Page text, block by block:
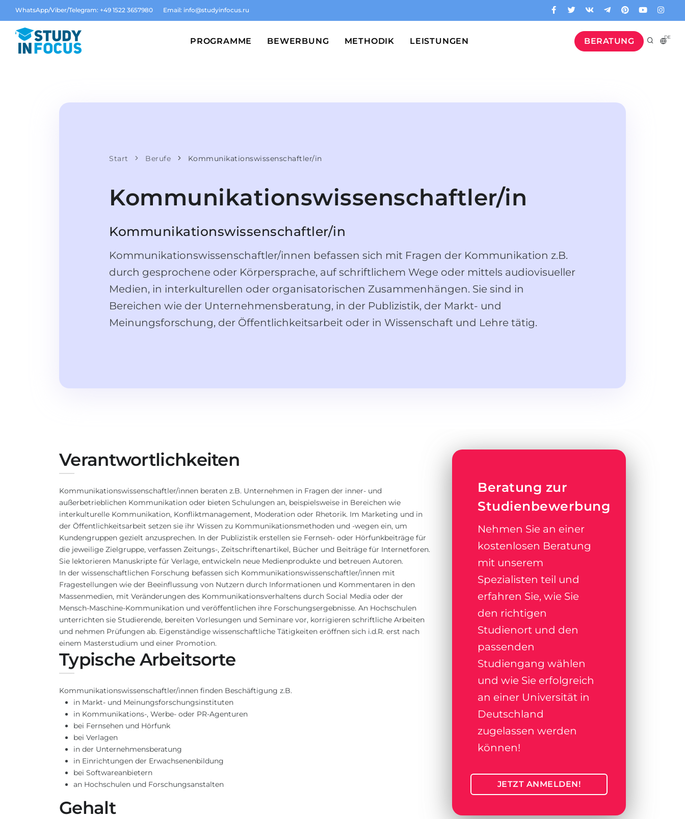
WhatsApp/Viber/Telegram: +49 1522 3657980 Email: info@studyinfocus.ru
BERATUNG DE
PROGRAMME BEWERBUNG METHODIK LEISTUNGEN
Start Berufe Kommunikationswissenschaftler/in
Kommunikationswissenschaftler/in
Kommunikationswissenschaftler/in
Kommunikationswissenschaftler/innen befassen sich mit Fragen der Kommunikation z.B.
durch gesprochene oder Körpersprache, auf schriftlichem Wege oder mittels audiovisueller
Medien, in interkulturellen oder organisatorischen Zusammenhängen. Sie sind in
Bereichen wie der Unternehmensberatung, in der Publizistik, der Markt- und
Meinungsforschung, der Öffentlichkeitsarbeit oder in Wissenschaft und Lehre tätig.
Verantwortlichkeiten
Kommunikationswissenschaftler/innen beraten z.B. Unternehmen in Fragen der inner- und
außerbetrieblichen Kommunikation oder bieten Schulungen an, beispielsweise in Bereichen wie
interkulturelle Kommunikation, Konfliktmanagement, Moderation oder Rhetorik. Im Marketing und in
der Öffentlichkeitsarbeit setzen sie ihr Wissen zu Kommunikationsmethoden und -wegen ein, um
Kundengruppen gezielt anzusprechen. In der Publizistik erstellen sie Fernseh- oder Hörfunkbeiträge für
die jeweilige Zielgruppe, verfassen Zeitungs-, Zeitschriftenartikel, Bücher und Beiträge für Internetforen.
Sie lektorieren Manuskripte für Verlage, entwickeln neue Medienprodukte und betreuen Autoren.
In der wissenschaftlichen Forschung befassen sich Kommunikationswissenschaftler/innen mit
Fragestellungen wie der Beeinflussung von Nutzern durch Informationen und Kommentaren in den
Massenmedien, mit Veränderungen des Kommunikationsverhaltens durch Social Media oder der
Mensch-Maschine-Kommunikation und veröffentlichen ihre Forschungsergebnisse. An Hochschulen
unterrichten sie Studierende, bereiten Vorlesungen und Seminare vor, korrigieren schriftliche Arbeiten
und nehmen Prüfungen ab. Eigenständige wissenschaftliche Tätigkeiten eröffnen sich i.d.R. erst nach
einem Masterstudium und einer Promotion.
Typische Arbeitsorte
Kommunikationswissenschaftler/innen finden Beschäftigung z.B.
in Markt- und Meinungsforschungsinstituten
in Kommunikations-, Werbe- oder PR-Agenturen
bei Fernsehen und Hörfunk
bei Verlagen
in der Unternehmensberatung
in Einrichtungen der Erwachsenenbildung
bei Softwareanbietern
an Hochschulen und Forschungsanstalten
Gehalt
Beratung zur
Studienbewerbung
Nehmen Sie an einer
kostenlosen Beratung
mit unserem
Spezialisten teil und
erfahren Sie, wie Sie
den richtigen
Studienort und den
passenden
Studiengang wählen
und wie Sie erfolgreich
an einer Universität in
Deutschland
zugelassen werden
können!
JETZT ANMELDEN!